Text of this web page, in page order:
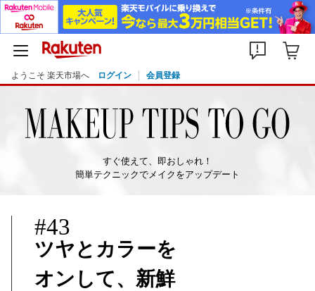
ようこそ 楽天市場へ ログイン 会員登録
【2026年最新】
初夏映え新作コスメ
スウォッチレビュー（後編）
すぐ使えて、即おしゃれ！
簡単テクニックでメイクをアップデート
#43
ツヤとカラーを
オンして、新鮮